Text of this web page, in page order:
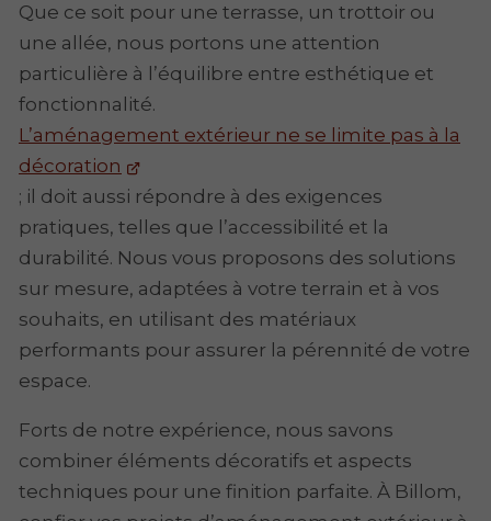
Que ce soit pour une terrasse, un trottoir ou
une allée, nous portons une attention
particulière à l’équilibre entre esthétique et
fonctionnalité.
L’aménagement extérieur ne se limite pas à la
décoration
; il doit aussi répondre à des exigences
pratiques, telles que l’accessibilité et la
durabilité. Nous vous proposons des solutions
sur mesure, adaptées à votre terrain et à vos
souhaits, en utilisant des matériaux
performants pour assurer la pérennité de votre
espace.
Forts de notre expérience, nous savons
combiner éléments décoratifs et aspects
techniques pour une finition parfaite. À Billom,